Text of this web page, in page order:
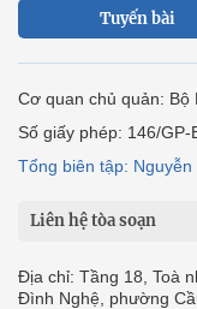
Tuyến bài
Cơ quan chủ quản: Bộ
Số giấy phép: 146/
Tổng biên tập: Nguyễn
Liên hệ tòa soạn
Địa chỉ: Tầng 18, Toà
Đình Nghệ, phường